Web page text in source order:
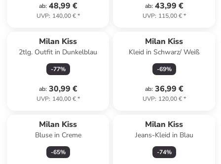
ab: 48,99 €
UVP: 140,00 €*
ab: 43,99 €
UVP: 115,00 €*
Milan Kiss
2tlg. Outfit in Dunkelblau
-77%
ab: 30,99 €
UVP: 140,00 €*
Milan Kiss
Kleid in Schwarz/ Weiß
-69%
ab: 36,99 €
UVP: 120,00 €*
Milan Kiss
Bluse in Creme
-65%
Milan Kiss
Jeans-Kleid in Blau
-74%